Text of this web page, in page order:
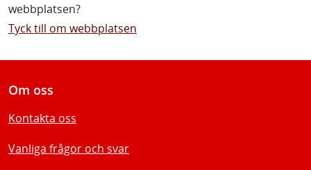
webbplatsen?
Tyck till om webbplatsen
Om oss
Kontakta oss
Vanliga frågor och svar